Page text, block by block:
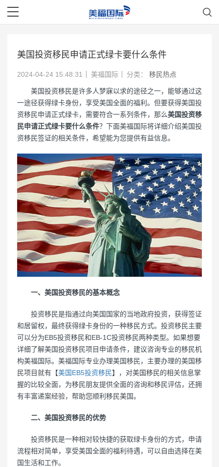
美国投资移民申请正式绿卡要什么条件
2024-04-24 15:48:31 美福国际 分类： 移民热点
美国投资移民是许多人梦寐以求的途径之一，能够通过这
一途径获得绿卡身份，享受美国全面的福利。但要获得美国投
资移民申请正式绿卡，需要符合一系列条件，那么美国投资移
民申请正式绿卡要什么条件？下面美福国际将详细介绍美国投
资移民签证的相关条件，希望能为您提供有益信息。
一、美国投资移民的基本概念
投资移民是指通过向美国国家的当地政府投资，获得签证
和居留权，最终获得绿卡身份的一种移民方式。投资移民主要
可以分为EB5投资移民和EB-1C投资移民两种类型。如果想要
详细了解美国投资移民项目申请条件，建议咨询专业的移民机
构美福国际。美福国际专业办理美国移民，主要办理的美国移
民项目就有【美国EB5投资移民】，对美国移民的相关信息掌
握的比较全面，为移民朋友提供全面的咨询和移民评估，还拥
有丰富递案经验，帮助您顺利移民美国。
二、美国投资移民的优势
投资移民是一种相对较快捷的获取绿卡身份的方式，申请
流程相对简单，享受美国全面的福利待遇，可以自由选择在美
国生活和工作。